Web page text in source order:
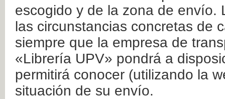
escogido y de la zona de envío.
las circunstancias concretas de
siempre que la empresa de
«Librería UPV» pondrá a
permitirá conocer (utilizando la
situación de su envío.